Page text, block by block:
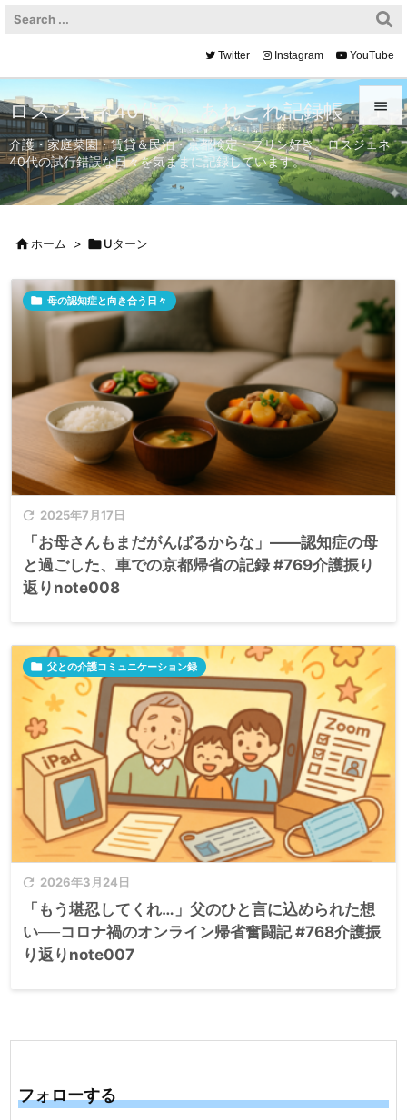


メニュ

サイド

次へ

Twitter Instagram YouTube
ロスジェネ40代の、あれこれ記録帳
介護・家庭菜園・賃貸＆民泊・京都検定・プリン好き。ロスジェネ
40代の試行錯誤な日々を気ままに記録しています。
ホーム > Uターン
 2025年7月17日
 母の認知症と向き合う日々
「お母さんもまだがんばるからな」――認知症の母
と過ごした、車での京都帰省の記録 #769介護振り
返りnote008
 2026年3月24日
 父との介護コミュニケーション録
「もう堪忍してくれ…」父のひと言に込められた想
い──コロナ禍のオンライン帰省奮闘記 #768介護振
り返りnote007
フォローする